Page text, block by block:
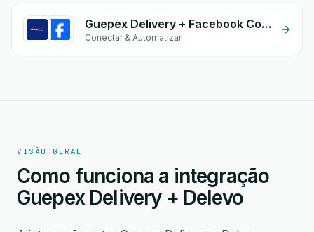
Guepex Delivery + Facebook Conversion API (CAPI)
Conectar & Automatizar
VISÃO GERAL
Como funciona a integração
Guepex Delivery + Delevo